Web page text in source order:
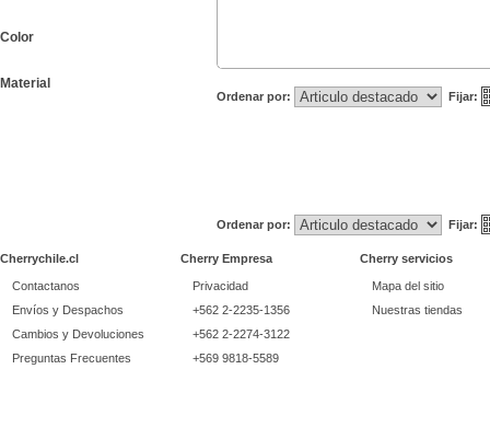
Color
Material
Ordenar por: Fijar:
Ordenar por: Fijar:
Cherrychile.cl
Contactanos
Envíos y Despachos
Cambios y Devoluciones
Preguntas Frecuentes
Cherry Empresa
Privacidad
+562 2-2235-1356
+562 2-2274-3122
+569 9818-5589
Cherry servicios
Mapa del sitio
Nuestras tiendas